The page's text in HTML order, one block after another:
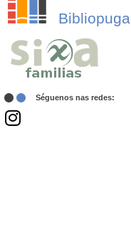
Bibliopuga
Séguenos nas redes: